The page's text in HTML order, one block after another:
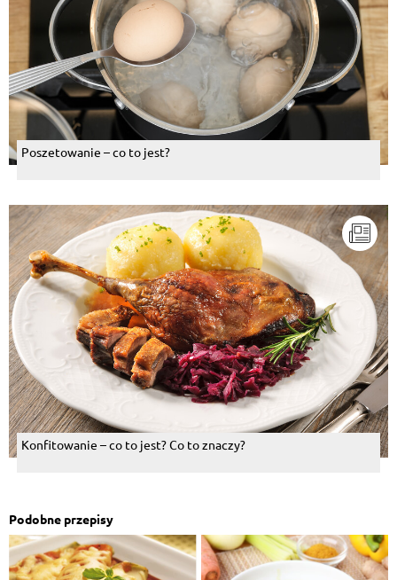
Poszetowanie – co to jest?
Konfitowanie – co to jest? Co to znaczy?
Podobne przepisy